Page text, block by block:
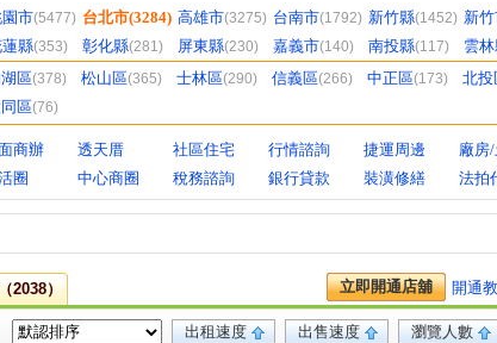
市(5477) 台北市(3284) 高雄市(3275) 台南市(1792) 新竹縣(1452) 新
縣(353) 彰化縣(281) 屏東縣(230) 嘉義市(140) 南投縣(117) 雲
區(378) 松山區(365) 士林區(290) 信義區(266) 中正區(173) 北投
區(76)
商辦 透天厝 社區住宅 行情諮詢 捷運周邊 廠房
圈 中心商圈 稅務諮詢 銀行貸款 裝潢修繕 法拍
2038） 開通
立即開通店舖
瀏覽人數
出售速度
出租速度